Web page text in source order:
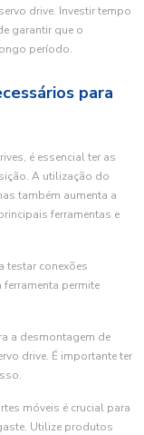
drive. Investir tempo
garantir que o
período.
para
é essencial ter as
A utilização do
também aumenta a
ferramentas e
testar conexões
ferramenta permite
a desmontagem de
drive. É importante ter
móveis é crucial para
Utilize produtos